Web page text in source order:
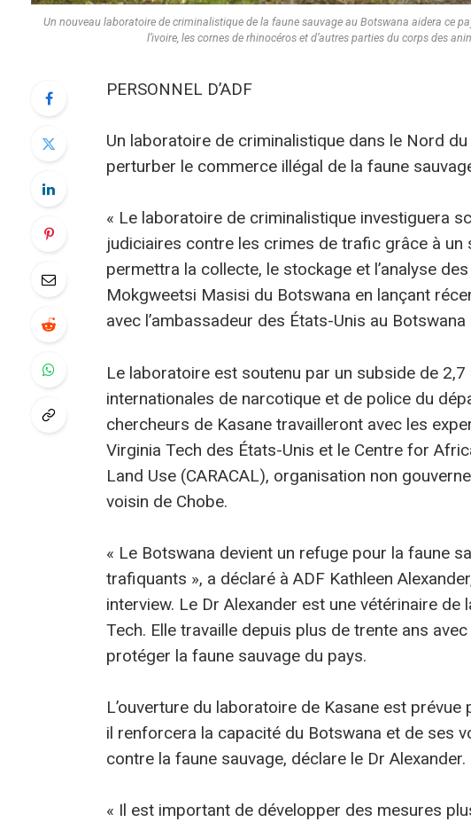
Un nouveau laboratoire de criminalistique de la faune sauvage au Botswana aidera ce
l’ivoire, les cornes de rhinocéros et d’autres parties du corps des
PERSONNEL D’ADF
Un laboratoire de criminalistique dans le Nord
perturber le commerce illégal de la faune
« Le laboratoire de criminalistique investiguera
judiciaires contre les crimes de trafic grâce à un
permettra la collecte, le stockage et l’analyse
Mokgweetsi Masisi du Botswana en lançant
avec l’ambassadeur des États-Unis au
Le laboratoire est soutenu par un subside de
internationales de narcotique et de police du
chercheurs de Kasane travailleront avec les
Virginia Tech des États-Unis et le Centre for
Land Use (CARACAL), organisation non
voisin de Chobe.
« Le Botswana devient un refuge pour la faune
trafiquants », a déclaré à ADF Kathleen
interview. Le Dr Alexander est une vétérinaire
Tech. Elle travaille depuis plus de trente ans
protéger la faune sauvage du pays.
L’ouverture du laboratoire de Kasane est
il renforcera la capacité du Botswana et de ses
contre la faune sauvage, déclare le Dr Alexander.
« Il est important de développer des mesures